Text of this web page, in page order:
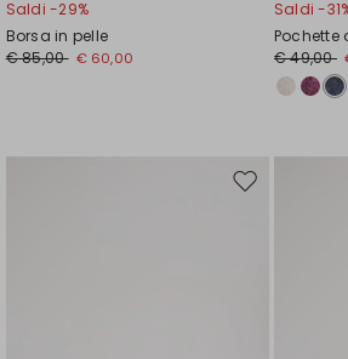
Saldi -29%
Borsa in pelle
€ 85,00 € 60,00
Saldi -
Pochette
€ 49,00
Sposta